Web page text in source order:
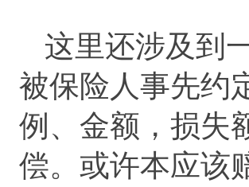
这里还涉及到
被保险人事先约
例、金额，损失
偿。或许本应该